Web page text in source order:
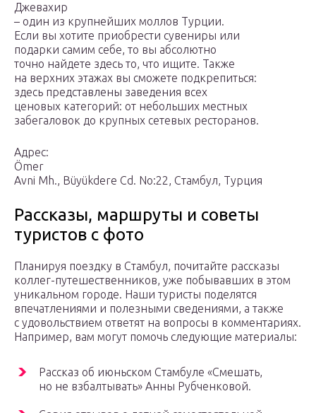
Джевахир
– один из крупнейших моллов Турции.
Если вы хотите приобрести сувениры или
подарки самим себе, то вы абсолютно
точно найдете здесь то, что ищите. Также
на верхних этажах вы сможете подкрепиться:
здесь представлены заведения всех
ценовых категорий: от небольших местных
забегаловок до крупных сетевых ресторанов.
Адрес:
Ömer
Avni Mh., Büyükdere Cd. No:22, Стамбул, Турция
Рассказы, маршруты и советы
туристов с фото
Планируя поездку в Стамбул, почитайте рассказы
коллег-путешественников, уже побывавших в этом
уникальном городе. Наши туристы поделятся
впечатлениями и полезными сведениями, а также
с удовольствием ответят на вопросы в комментариях.
Например, вам могут помочь следующие материалы:
Рассказ об июньском Стамбуле «Смешать,
но не взбалтывать» Анны Рубченковой.